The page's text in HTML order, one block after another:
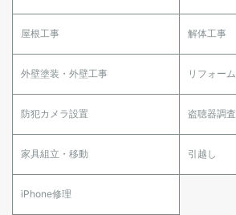
屋根工事 解体工事
外壁塗装・外壁工事 リフォーム
防犯カメラ設置 盗聴器調査
家具組立・移動 引越し
iPhone修理